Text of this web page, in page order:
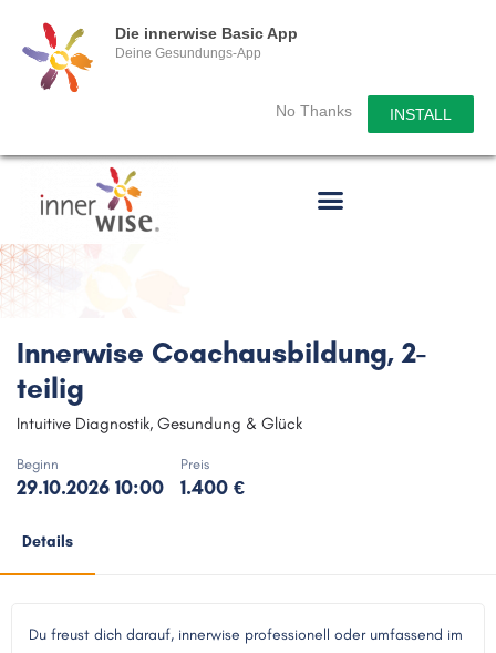
Die innerwise Basic App
Deine Gesundungs-App
No Thanks INSTALL
Innerwise Coachausbildung, 2-
teilig
Intuitive Diagnostik, Gesundung & Glück
Beginn
29.10.2026 10:00
Preis
1.400 €
Details
Du freust dich darauf, innerwise professionell oder umfassend im